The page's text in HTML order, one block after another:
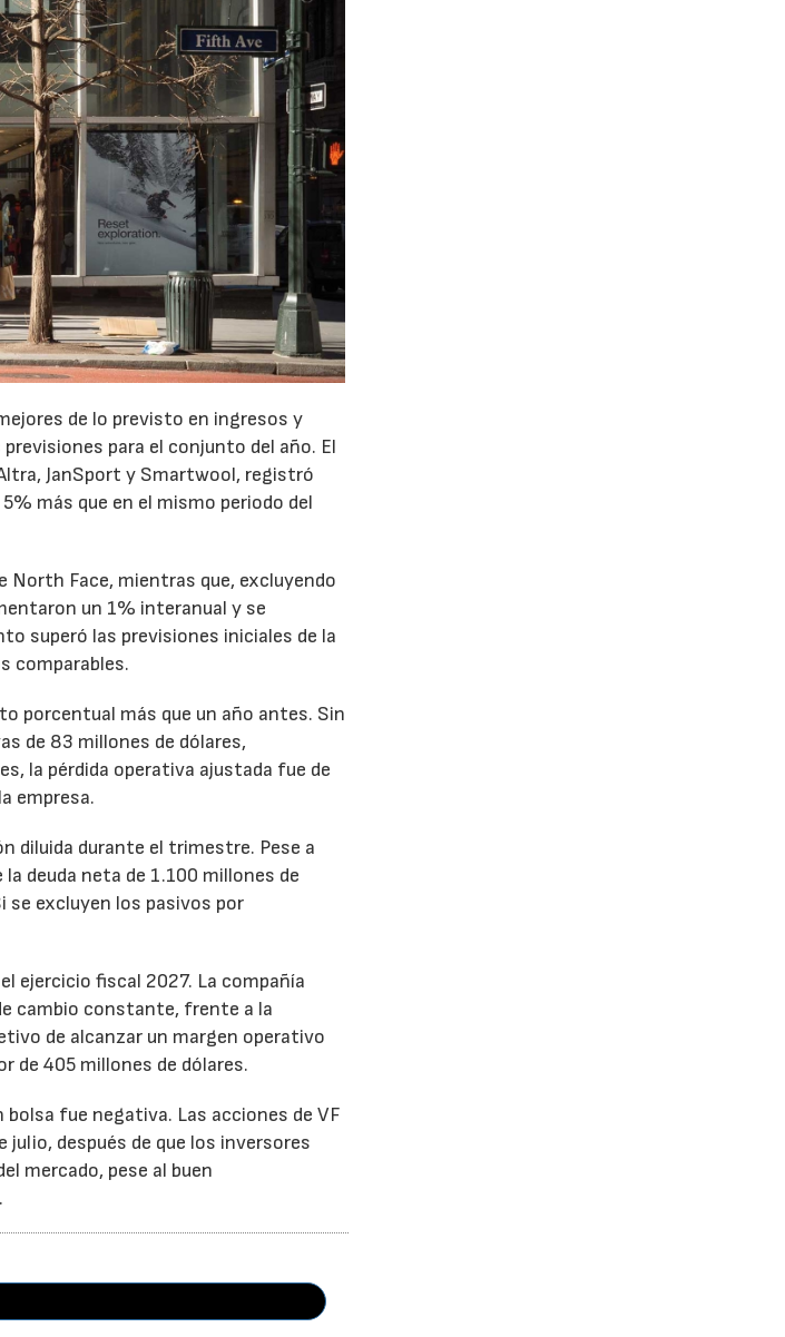
de lo previsto en ingresos y
para el conjunto del año. El
JanSport y Smartwool, registró
más que en el mismo periodo del
North Face, mientras que, excluyendo
un 1% interanual y se
superó las previsiones iniciales de la
comparables.
porcentual más que un año antes. Sin
de 83 millones de dólares,
la pérdida operativa ajustada fue de
empresa.
diluida durante el trimestre. Pese a
deuda neta de 1.100 millones de
se excluyen los pasivos por
ejercicio fiscal 2027. La compañía
cambio constante, frente a la
de alcanzar un margen operativo
de 405 millones de dólares.
fue negativa. Las acciones de VF
después de que los inversores
mercado, pese al buen